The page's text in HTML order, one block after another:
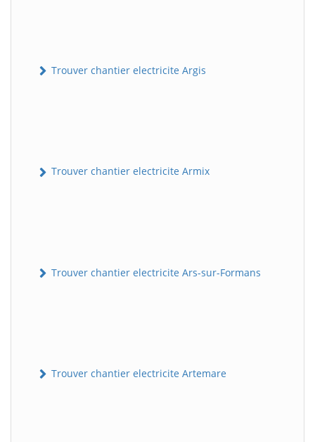
Trouver chantier electricite Argis
Trouver chantier electricite Armix
Trouver chantier electricite Ars-sur-Formans
Trouver chantier electricite Artemare